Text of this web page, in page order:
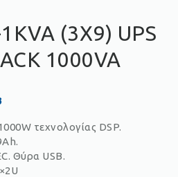
(3X9) UPS
1000VA
τεχνολογίας DSP.
Θύρα USB.